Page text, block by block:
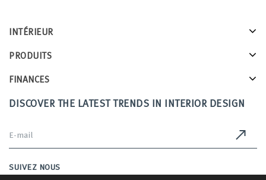
INTÉRIEUR
PRODUITS
FINANCES
DISCOVER THE LATEST TRENDS IN INTERIOR DESIGN
SUIVEZ NOUS